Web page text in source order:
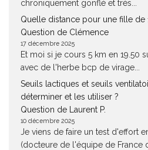
chroniquement gonflé et très...
Quelle distance pour une fille de
Question de Clémence
17 décembre 2025
Et moi si je cours 5 km en 19.50
avec de l'herbe bcp de virage...
Seuils lactiques et seuils
déterminer et les utiliser ?
Question de Laurent P.
10 décembre 2025
Je viens de faire un test d'effort
(docteure de l'équipe de France